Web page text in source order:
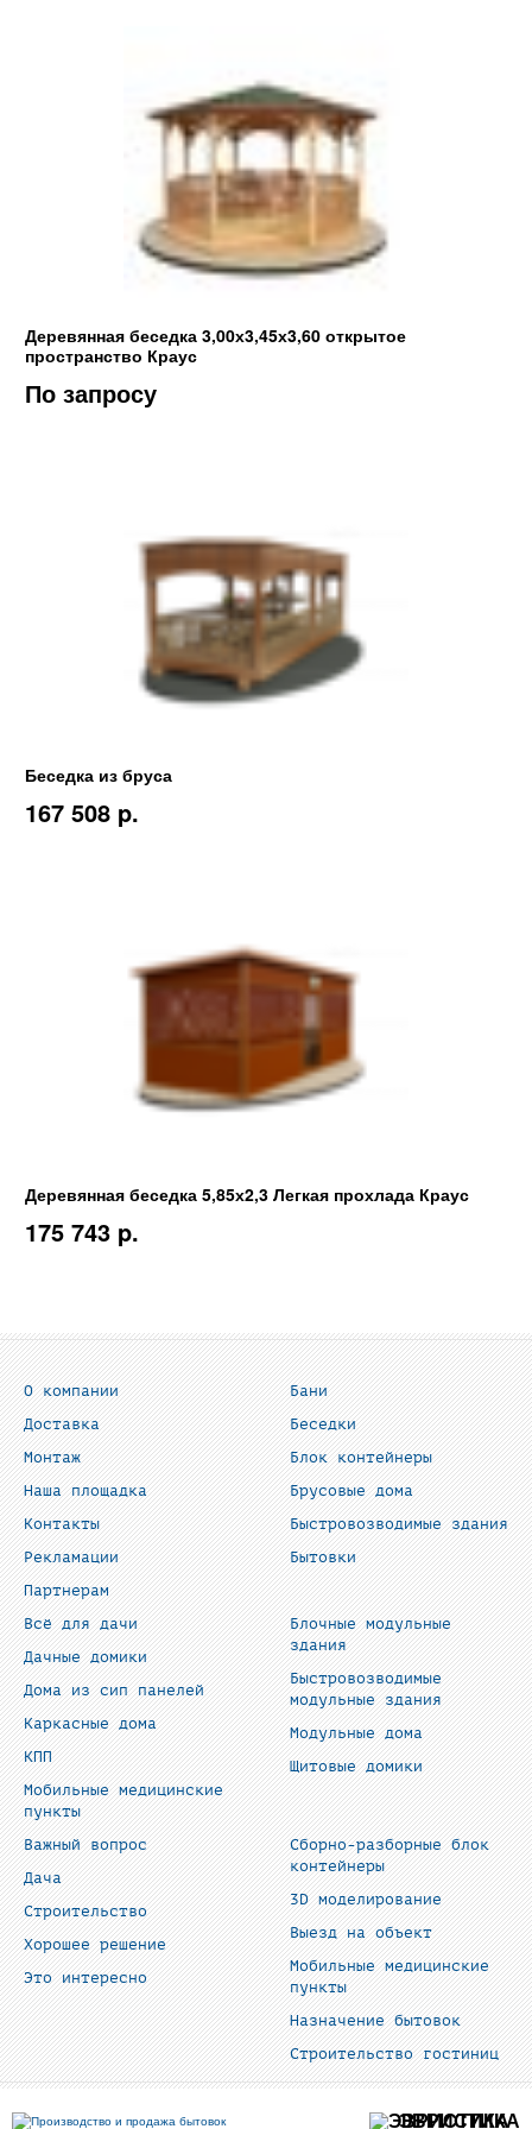
Деревянная беседка 3,00х3,45х3,60 открытое
пространство Краус
По запросу
Беседка из бруса
167 508 p.
Деревянная беседка 5,85х2,3 Легкая прохлада Краус
175 743 p.
О компании
Доставка
Монтаж
Наша площадка
Контакты
Рекламации
Партнерам
Бани
Беседки
Блок контейнеры
Брусовые дома
Быстровозводимые здания
Бытовки
Всё для дачи
Дачные домики
Дома из сип панелей
Каркасные дома
КПП
Мобильные медицинские
пункты
Блочные модульные
здания
Быстровозводимые
модульные здания
Модульные дома
Щитовые домики
Важный вопрос
Дача
Строительство
Хорошее решение
Это интересно
Сборно-разборные блок
контейнеры
3D моделирование
Выезд на объект
Мобильные медицинские
пункты
Назначение бытовок
Строительство гостиниц
ЭВРИСТИКА